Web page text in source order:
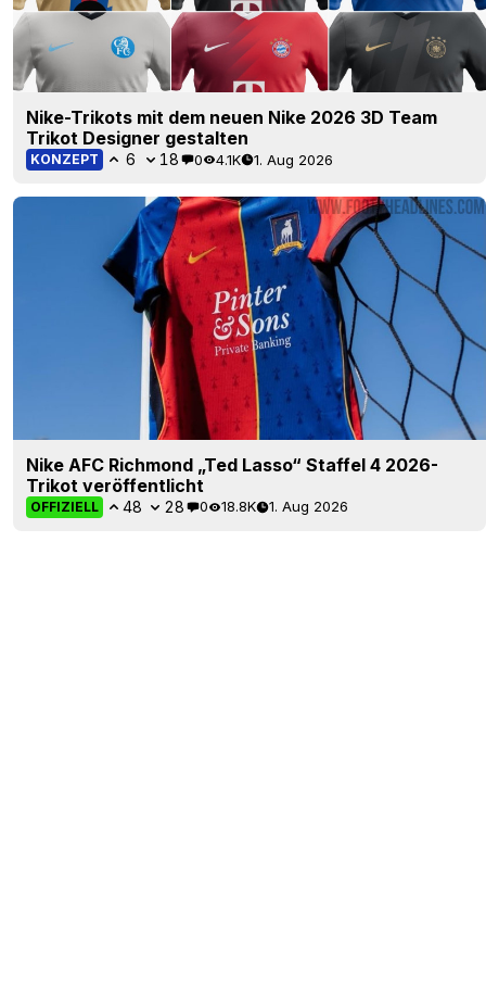
Nike-Trikots mit dem neuen Nike 2026 3D Team
Trikot Designer gestalten
KONZEPT 6 18 0 4.1K 1. Aug 2026
Nike AFC Richmond „Ted Lasso“ Staffel 4 2026-
Trikot veröffentlicht
OFFIZIELL 48 28 0 18.8K 1. Aug 2026